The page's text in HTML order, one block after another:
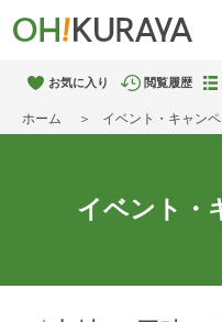
お気に入り 閲覧履歴
ホーム イベント・キャン
イベント・